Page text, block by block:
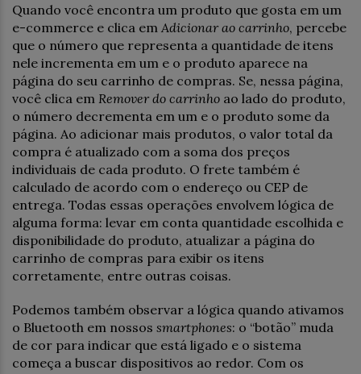
Quando você encontra um produto que gosta em um
e-commerce e clica em Adicionar ao carrinho, percebe
que o número que representa a quantidade de itens
nele incrementa em um e o produto aparece na
página do seu carrinho de compras. Se, nessa página,
você clica em Remover do carrinho ao lado do produto,
o número decrementa em um e o produto some da
página. Ao adicionar mais produtos, o valor total da
compra é atualizado com a soma dos preços
individuais de cada produto. O frete também é
calculado de acordo com o endereço ou CEP de
entrega. Todas essas operações envolvem lógica de
alguma forma: levar em conta quantidade escolhida e
disponibilidade do produto, atualizar a página do
carrinho de compras para exibir os itens
corretamente, entre outras coisas.
Podemos também observar a lógica quando ativamos
o Bluetooth em nossos smartphones: o “botão” muda
de cor para indicar que está ligado e o sistema
começa a buscar dispositivos ao redor. Com os